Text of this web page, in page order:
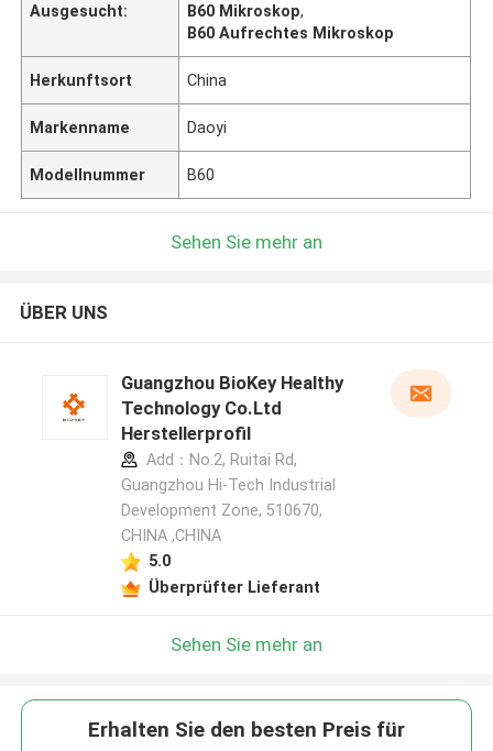
Ausgesucht:
B60 Mikroskop,
B60 Aufrechtes Mikroskop
Herkunftsort China
Markenname Daoyi
Modellnummer B60
Sehen Sie mehr an
ÜBER UNS
Guangzhou BioKey Healthy
Technology Co.Ltd
Herstellerprofil
Add：No.2, Ruitai Rd,
Guangzhou Hi-Tech Industrial
Development Zone, 510670,
CHINA ,CHINA
5.0
Überprüfter Lieferant
Sehen Sie mehr an
Erhalten Sie den besten Preis für